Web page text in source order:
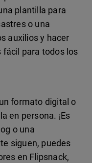
plantilla para
o una
auxilios y hacer
fácil para todos los
formato digital o
en persona. ¡Es
o una
siguen, puedes
en Flipsnack,